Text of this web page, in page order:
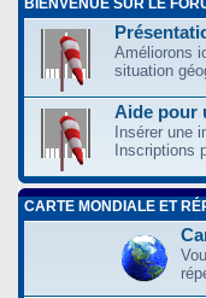
Améliorons
situation
Aide pour
Insérer une
Inscriptions
CARTE MONDIALE ET